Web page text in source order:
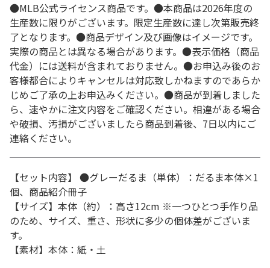
●MLB公式ライセンス商品です。●本商品は2026年度の
生産数に限りがございます。限定生産数に達し次第販売終
了となります。●商品デザイン及び画像はイメージです。
実際の商品とは異なる場合があります。●表示価格（商品
代金）には送料が含まれておりません。●お申込み後のお
客様都合によりキャンセルは対応致しかねますのであらか
じめご了承の上お申込みください。●商品が到着しました
ら、速やかに注文内容をご確認ください。相違がある場合
や破損、汚損がございましたら商品到着後、7日以内にご
連絡ください。
【セット内容】 ●グレーだるま（単体）：だるま本体×1
個、商品紹介冊子
【サイズ】本体（約）：高さ12cm ※一つひとつ手作り品
のため、サイズ、重さ、形状に多少の個体差がございま
す。
【素材】本体：紙・土